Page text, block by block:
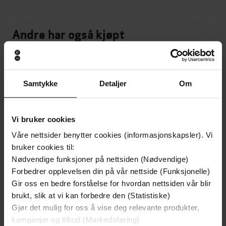
Samtykke Detaljer Om
Vi bruker cookies
Våre nettsider benytter cookies (informasjonskapsler). Vi
bruker cookies til:
Nødvendige funksjoner på nettsiden (Nødvendige)
Forbedrer opplevelsen din på vår nettside (Funksjonelle)
Gir oss en bedre forståelse for hvordan nettsiden vår blir
brukt, slik at vi kan forbedre den (Statistiske)
Gjør det mulig for oss å vise deg relevante produkter,
kampanjer og tilbud (Markedsføring)
Andre har også kjøpt
149,-